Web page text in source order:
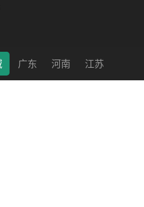
有限公司 © 2022 版权所有 备案号
广东 河南 江苏